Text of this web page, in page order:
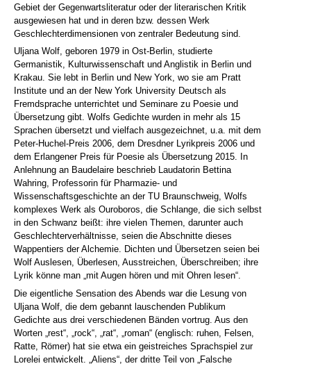
Gebiet der Gegenwartsliteratur oder der literarischen Kritik
ausgewiesen hat und in deren bzw. dessen Werk
Geschlechterdimensionen von zentraler Bedeutung sind.
Uljana Wolf, geboren 1979 in Ost-Berlin, studierte
Germanistik, Kulturwissenschaft und Anglistik in Berlin und
Krakau. Sie lebt in Berlin und New York, wo sie am Pratt
Institute und an der New York University Deutsch als
Fremdsprache unterrichtet und Seminare zu Poesie und
Übersetzung gibt. Wolfs Gedichte wurden in mehr als 15
Sprachen übersetzt und vielfach ausgezeichnet, u.a. mit dem
Peter-Huchel-Preis 2006, dem Dresdner Lyrikpreis 2006 und
dem Erlangener Preis für Poesie als Übersetzung 2015. In
Anlehnung an Baudelaire beschrieb Laudatorin Bettina
Wahring, Professorin für Pharmazie- und
Wissenschaftsgeschichte an der TU Braunschweig, Wolfs
komplexes Werk als Ouroboros, die Schlange, die sich selbst
in den Schwanz beißt: ihre vielen Themen, darunter auch
Geschlechterverhältnisse, seien die Abschnitte dieses
Wappentiers der Alchemie. Dichten und Übersetzen seien bei
Wolf Auslesen, Überlesen, Ausstreichen, Überschreiben; ihre
Lyrik könne man „mit Augen hören und mit Ohren lesen“.
Die eigentliche Sensation des Abends war die Lesung von
Uljana Wolf, die dem gebannt lauschenden Publikum
Gedichte aus drei verschiedenen Bänden vortrug. Aus den
Worten „rest“, „rock“, „rat“, „roman“ (englisch: ruhen, Felsen,
Ratte, Römer) hat sie etwa ein geistreiches Sprachspiel zur
Lorelei entwickelt. „Aliens“, der dritte Teil von „Falsche